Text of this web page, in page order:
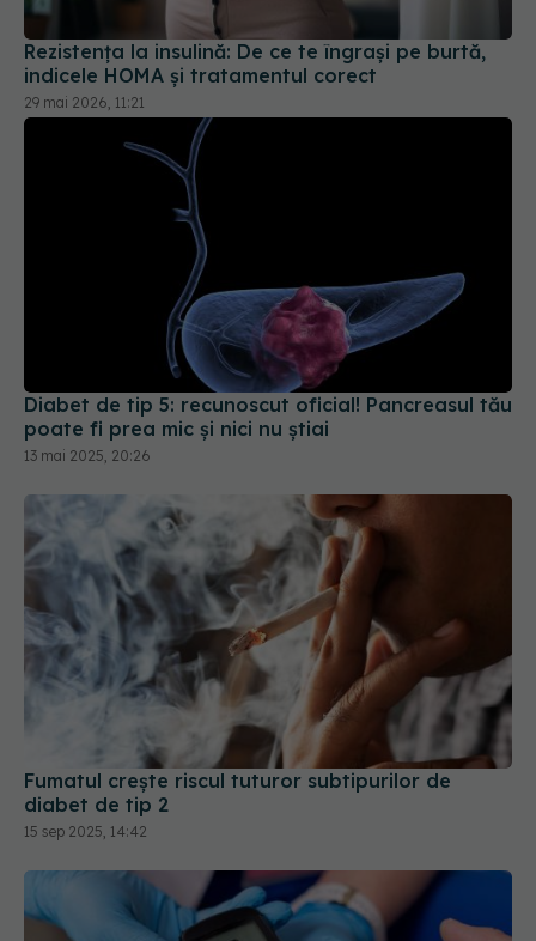
29 mai 2026, 11:21
Diabet de tip 5: recunoscut oficial! Pancreasul tău
poate fi prea mic și nici nu știai
Fumatul crește riscul tuturor subtipurilor de
15 sep 2025, 14:42